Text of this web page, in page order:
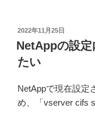
投
稿
日:
2022年11月25日
NetAppの設
たい
NetAppで現在設定
め、「vserver cifs